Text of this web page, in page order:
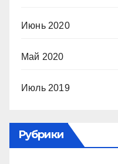
Июнь 2020
Май 2020
Июль 2019
Рубрики